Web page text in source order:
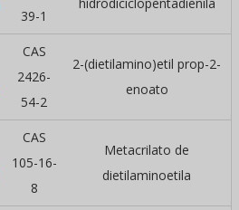
39-1
CAS
2426-
54-2
2-(dietilamino)etil prop-2-
enoato
CAS
105-16-
8
Metacrilato de
dietilaminoetila